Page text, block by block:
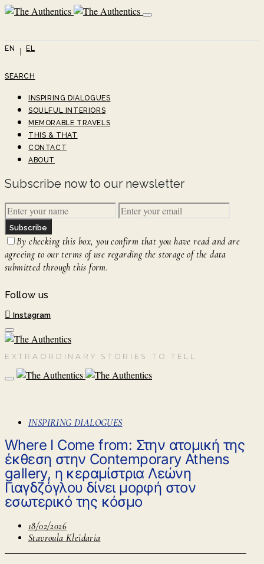
EN EL
SEARCH
INSPIRING DIALOGUES
SOULFUL INTERIORS
MEMORABLE TRAVELS
THIS & THAT
CONTACT
ABOUT
Subscribe now to our newsletter
Subscribe
By checking this box, you confirm that you have read and are
agreeing to our terms of use regarding the storage of the data
submitted through this form.
Follow us
Instagram
EXTRAORDINARY STORIES TO TELL
INSPIRING DIALOGUES
Where I Come from: Στην ατομική της
έκθεση στην Contemporary Athens
gallery, η κεραμίστρια Λεώνη
Γιαγδζόγλου δίνει μορφή στον
εσωτερικό της κόσμο
18/02/2026
Stavroula Kleidaria